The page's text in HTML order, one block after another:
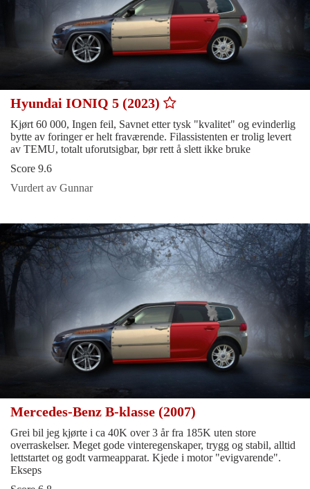
Hyundai IONIQ 5 (2023)
Kjørt 60 000, Ingen feil, Savnet etter tysk "kvalitet" og evinderlig
bytte av foringer er helt fraværende. Filassistenten er trolig levert
av TEMU, totalt uforutsigbar, bør rett å slett ikke bruke
Score 9.6
Vurdert av Gunnar
Mercedes-Benz B-klasse (2007)
Grei bil jeg kjørte i ca 40K over 3 år fra 185K uten store
overraskelser. Meget gode vinteregenskaper, trygg og stabil, alltid
lettstartet og godt varmeapparat. Kjede i motor "evigvarende".
Ekseps